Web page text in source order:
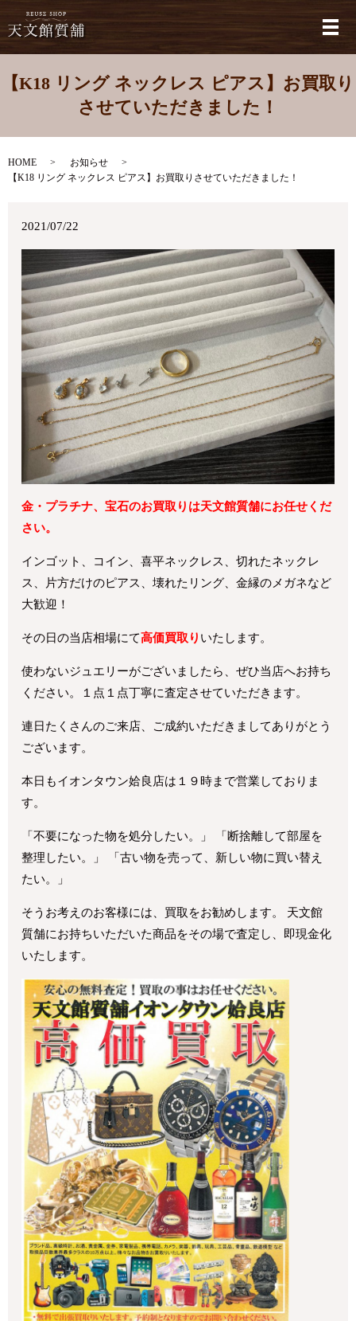
メ
【K18 リング ネックレス ピアス】お買取り
させていただきました！
HOME
お知らせ
【K18 リング ネックレス ピアス】お買取りさせていただきました！
2021/07/22
金・プラチナ、宝石のお買取りは天文館質舗にお任せくだ
さい。
インゴット、コイン、喜平ネックレス、切れたネックレ
ス、片方だけのピアス、壊れたリング、金縁のメガネなど
大歓迎！
その日の当店相場にて高価買取り いたします。
使わないジュエリーがございましたら、ぜひ当店へお持ち
ください。１点１点丁寧に査定させていただきます。
連日たくさんのご来店、ご成約いただきましてありがとう
ございます。
本日もイオンタウン姶良店は１９時まで営業しておりま
す。
「不要になった物を処分したい。」 「断捨離して部屋を
整理したい。」 「古い物を売って、新しい物に買い替え
たい。」
そうお考えのお客様には、買取をお勧めします。 天文館
質舗にお持ちいただいた商品をその場で査定し、即現金化
いたします。